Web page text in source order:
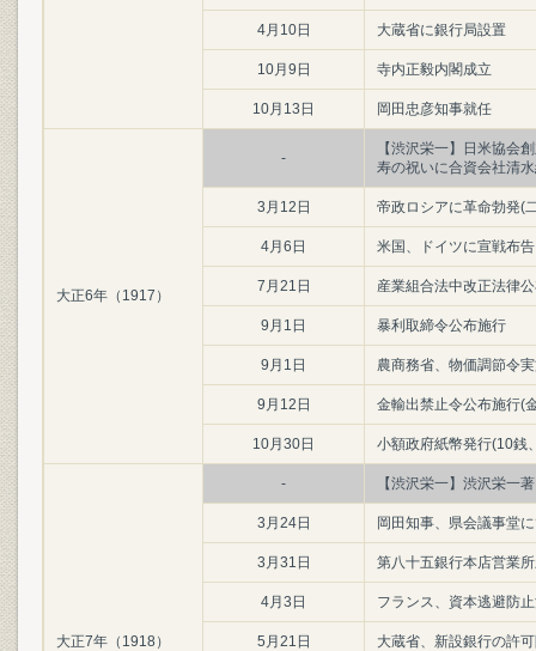
4月10日 大蔵省に銀行局設置
10月9日 寺内正毅内閣成立
10月13日 岡田忠彦知事就任
大正6年（1917）
-
【渋沢栄一】日米協会
寿の祝いに合資会社清
3月12日 帝政ロシアに革命勃発(
4月6日 米国、ドイツに宣戦布告
7月21日 産業組合法中改正法律
9月1日 暴利取締令公布施行
9月1日 農商務省、物価調節令
9月12日 金輸出禁止令公布施行(
10月30日 小額政府紙幣発行(10銭
大正7年（1918）
- 【渋沢栄一】渋沢栄一
3月24日 岡田知事、県会議事堂
3月31日 第八十五銀行本店営業
4月3日 フランス、資本逃避防
5月21日 大蔵省、新設銀行の許